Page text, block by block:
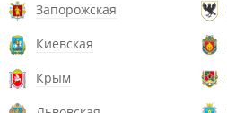
Запорожская
Киевская
Крым